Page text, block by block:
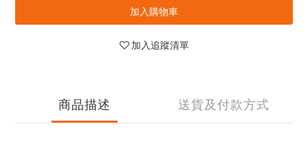
加入購物車
加入追蹤清單
商品描述 送貨及付款方式